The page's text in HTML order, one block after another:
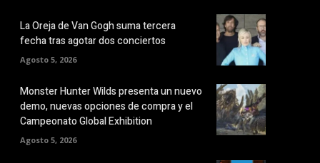
La Oreja de Van Gogh suma tercera
fecha tras agotar dos conciertos
Agosto 5, 2026
Monster Hunter Wilds presenta un nuevo
demo, nuevas opciones de compra y el
Campeonato Global Exhibition
Agosto 5, 2026